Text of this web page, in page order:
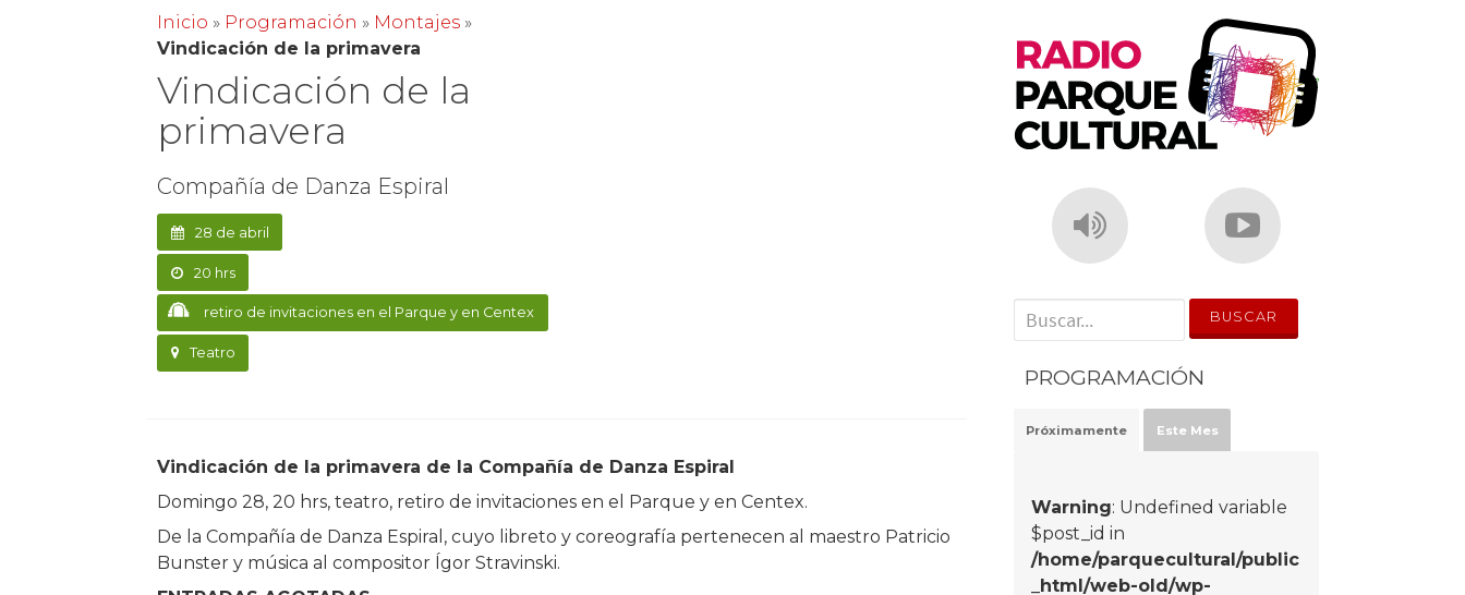
Inicio » Programación » Montajes »
Vindicación de la primavera
Vindicación de la
primavera
Compañía de Danza Espiral
28 de abril
20 hrs
retiro de invitaciones en el Parque y en Centex
Teatro
Vindicación de la primavera de la Compañía de Danza Espiral
Domingo 28, 20 hrs, teatro, retiro de invitaciones en el Parque y en Centex.
De la Compañía de Danza Espiral, cuyo libreto y coreografía pertenecen al maestro Patricio
Bunster y música al compositor Ígor Stravinski.
' . __('Search for:') . '
PROGRAMACIÓN
Próximamente Este Mes
Warning: Undefined variable
$post_id in
/home/parquecultural/public
_html/web-old/wp-